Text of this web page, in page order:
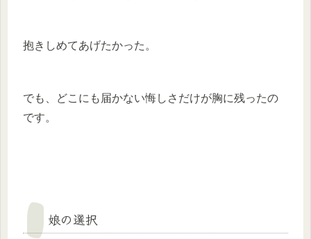
抱きしめてあげたかった。
でも、どこにも届かない悔しさだけが胸に残ったの
です。
娘の選択